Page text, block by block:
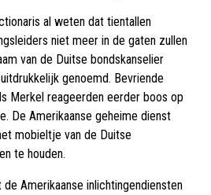
al weten dat tientallen
niet meer in de gaten zullen
van de Duitse bondskanselier
genoemd. Bevriende
Merkel reageerden eerder boos op
De Amerikaanse geheime dienst
mobieltje van de Duitse
te houden.
Amerikaanse inlichtingendiensten